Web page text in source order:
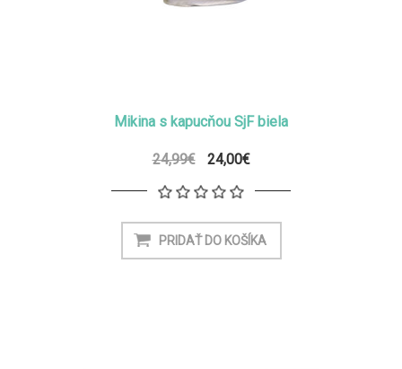
Mikina s kapucňou SjF biela
24,99€ 24,00€